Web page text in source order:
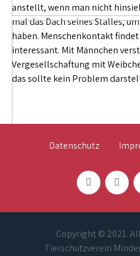
anstellt, wenn man nicht
mal das Dach seines Stalles,
haben. Menschenkontakt
interessant. Mit Männchen
Vergesellschaftung mit
das sollte kein Problem
Datenschutz
Copyright © 2021.
Tierschutzverein